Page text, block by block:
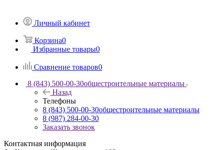
Личный кабинет
Корзина0
Избранные товары0
Сравнение товаров0
8 (843) 500-00-30общестроительные материалы
Назад
Телефоны
8 (843) 500-00-30общестроительные материалы
8 (987) 284-00-30
Заказать звонок
Контактная информация